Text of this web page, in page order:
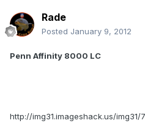
Rade
Posted January 9, 2012
Penn Affinity 8000 LC
http://img31.imageshack.us/